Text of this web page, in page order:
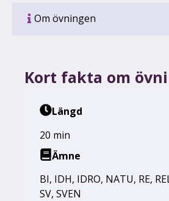
Om övningen
Kort fakta om
Längd
20 min
Ämne
BI, IDH, IDRO, NATU, RE,
SV, SVEN